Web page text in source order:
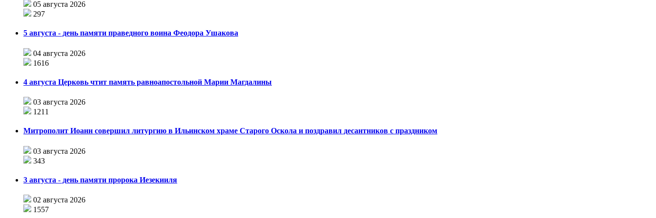
05 августа 2026
297
5 августа - день памяти праведного воина Феодора Ушакова
04 августа 2026
1616
4 августа Церковь чтит память равноапостольной Марии Магдалины
03 августа 2026
1211
Митрополит Иоанн совершил литургию в Ильинском храме Старого Оскола и поздравил десантников с праздником
03 августа 2026
343
3 августа - день памяти пророка Иезекииля
02 августа 2026
1557